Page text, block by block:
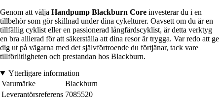
Genom att välja Handpump Blackburn Core investerar du i en
tillbehör som gör skillnad under dina cykelturer. Oavsett om du är en
tillfällig cyklist eller en passionerad långfärdscyklist, är detta verktyg
en bra allierad för att säkerställa att dina resor är trygga. Var redo att ge
dig ut på vägarna med det självförtroende du förtjänar, tack vare
tillförlitligheten och prestandan hos Blackburn.
Ytterligare information
Varumärke
Blackburn
Leverantörsreferens 7085520